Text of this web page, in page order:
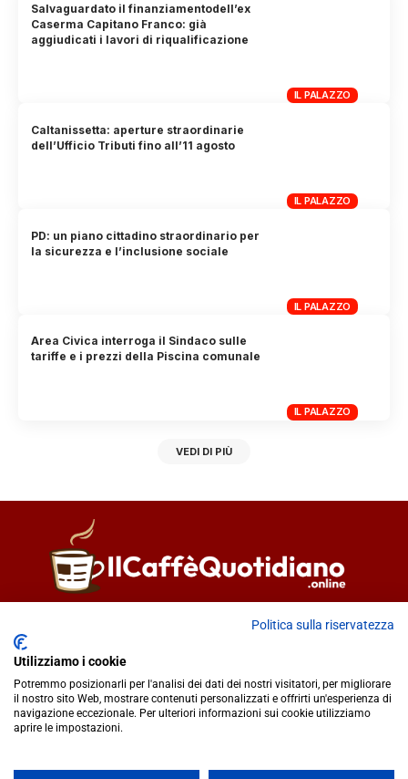
IL PALAZZO
Salvaguardato il finanziamentodell’ex
Caserma Capitano Franco: già
aggiudicati i lavori di riqualificazione
IL PALAZZO
Caltanissetta: aperture straordinarie
dell’Ufficio Tributi fino all’11 agosto
IL PALAZZO
PD: un piano cittadino straordinario per
la sicurezza e l’inclusione sociale
IL PALAZZO
Area Civica interroga il Sindaco sulle
tariffe e i prezzi della Piscina comunale
VEDI DI PIÙ
Fiorella Falci
redazione@ilcaffequotidiano.online
C.F. 92076900858
Chi siamo
Politica sulla riservatezza
Utilizziamo i cookie
Potremmo posizionarli per l'analisi dei dati dei nostri visitatori, per migliorare
il nostro sito Web, mostrare contenuti personalizzati e offrirti un'esperienza di
navigazione eccezionale. Per ulteriori informazioni sui cookie utilizziamo
aprire le impostazioni.